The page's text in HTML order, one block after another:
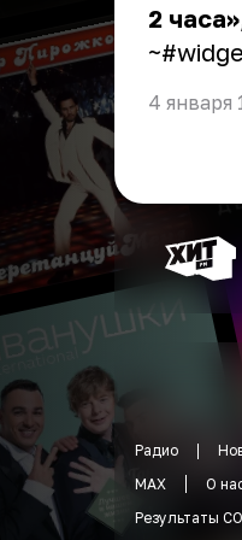
2
4 января
Радио
MAX
О
Результаты